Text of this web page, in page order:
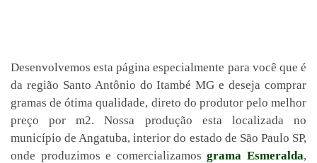
Desenvolvemos esta página especialmente para você que é
da região Santo Antônio do Itambé MG e deseja comprar
gramas de ótima qualidade, direto do produtor pelo melhor
preço por m2. Nossa produção esta localizada no
município de Angatuba, interior do estado de São Paulo SP,
onde produzimos e comercializamosgrama Esmeralda,